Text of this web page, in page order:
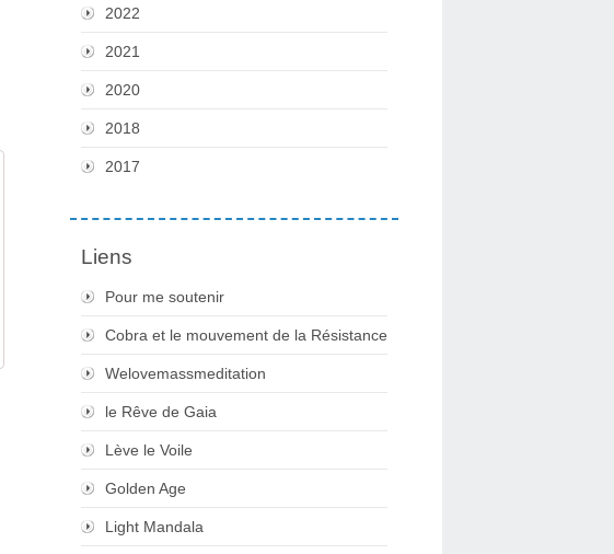
2022
2021
2020
2018
2017
Liens
Pour me soutenir
Cobra et le mouvement de la Résistance
Welovemassmeditation
le Rêve de Gaia
Lève le Voile
Golden Age
Light Mandala